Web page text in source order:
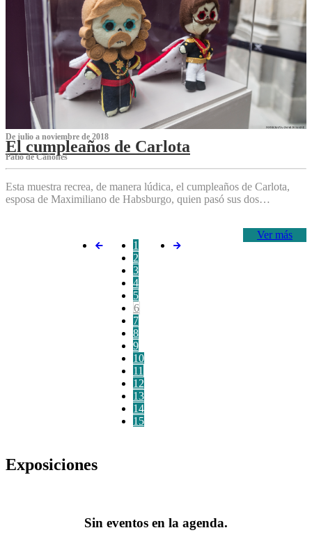
De julio a noviembre de 2018
El cumpleaños de Carlota
Patio de Cañones
Esta muestra recrea, de manera lúdica, el cumpleaños de Carlota,
esposa de Maximiliano de Habsburgo, quien pasó sus dos…
Ver más
1
2
3
4
5
6
7
8
9
10
11
12
13
14
15
Exposiciones
Sin eventos en la agenda.